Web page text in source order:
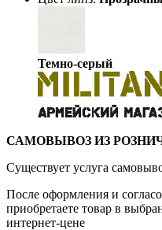
Темно-серый
САМОВЫВОЗ ИЗ
Существует услуга
После оформления и
приобретаете товар в
интернет-цене